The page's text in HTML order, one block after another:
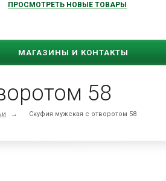
ПРОСМОТРЕТЬ НОВЫЕ ТОВАРЫ
МАГАЗИНЫ И КОНТАКТЫ
58
→ Скуфия мужская с отворотом 58